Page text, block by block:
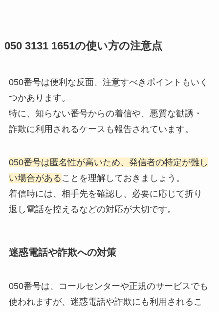
050 3131 1651の使い方の注意点
050番号は便利な反面、注意すべきポイントもいく
つかあります。
特に、知らない番号からの着信や、悪質な勧誘・
詐欺に利用されるケースも報告されています。
050番号は匿名性が高いため、発信者の特定が難し
い場合がある ことを理解しておきましょう。
着信時には、相手先を確認し、必要に応じて折り
返し電話を控えるなどの対応が大切です。
迷惑電話や詐欺への対策
050番号は、コールセンターや正規のサービスでも
使われますが、迷惑電話や詐欺にも利用されるこ